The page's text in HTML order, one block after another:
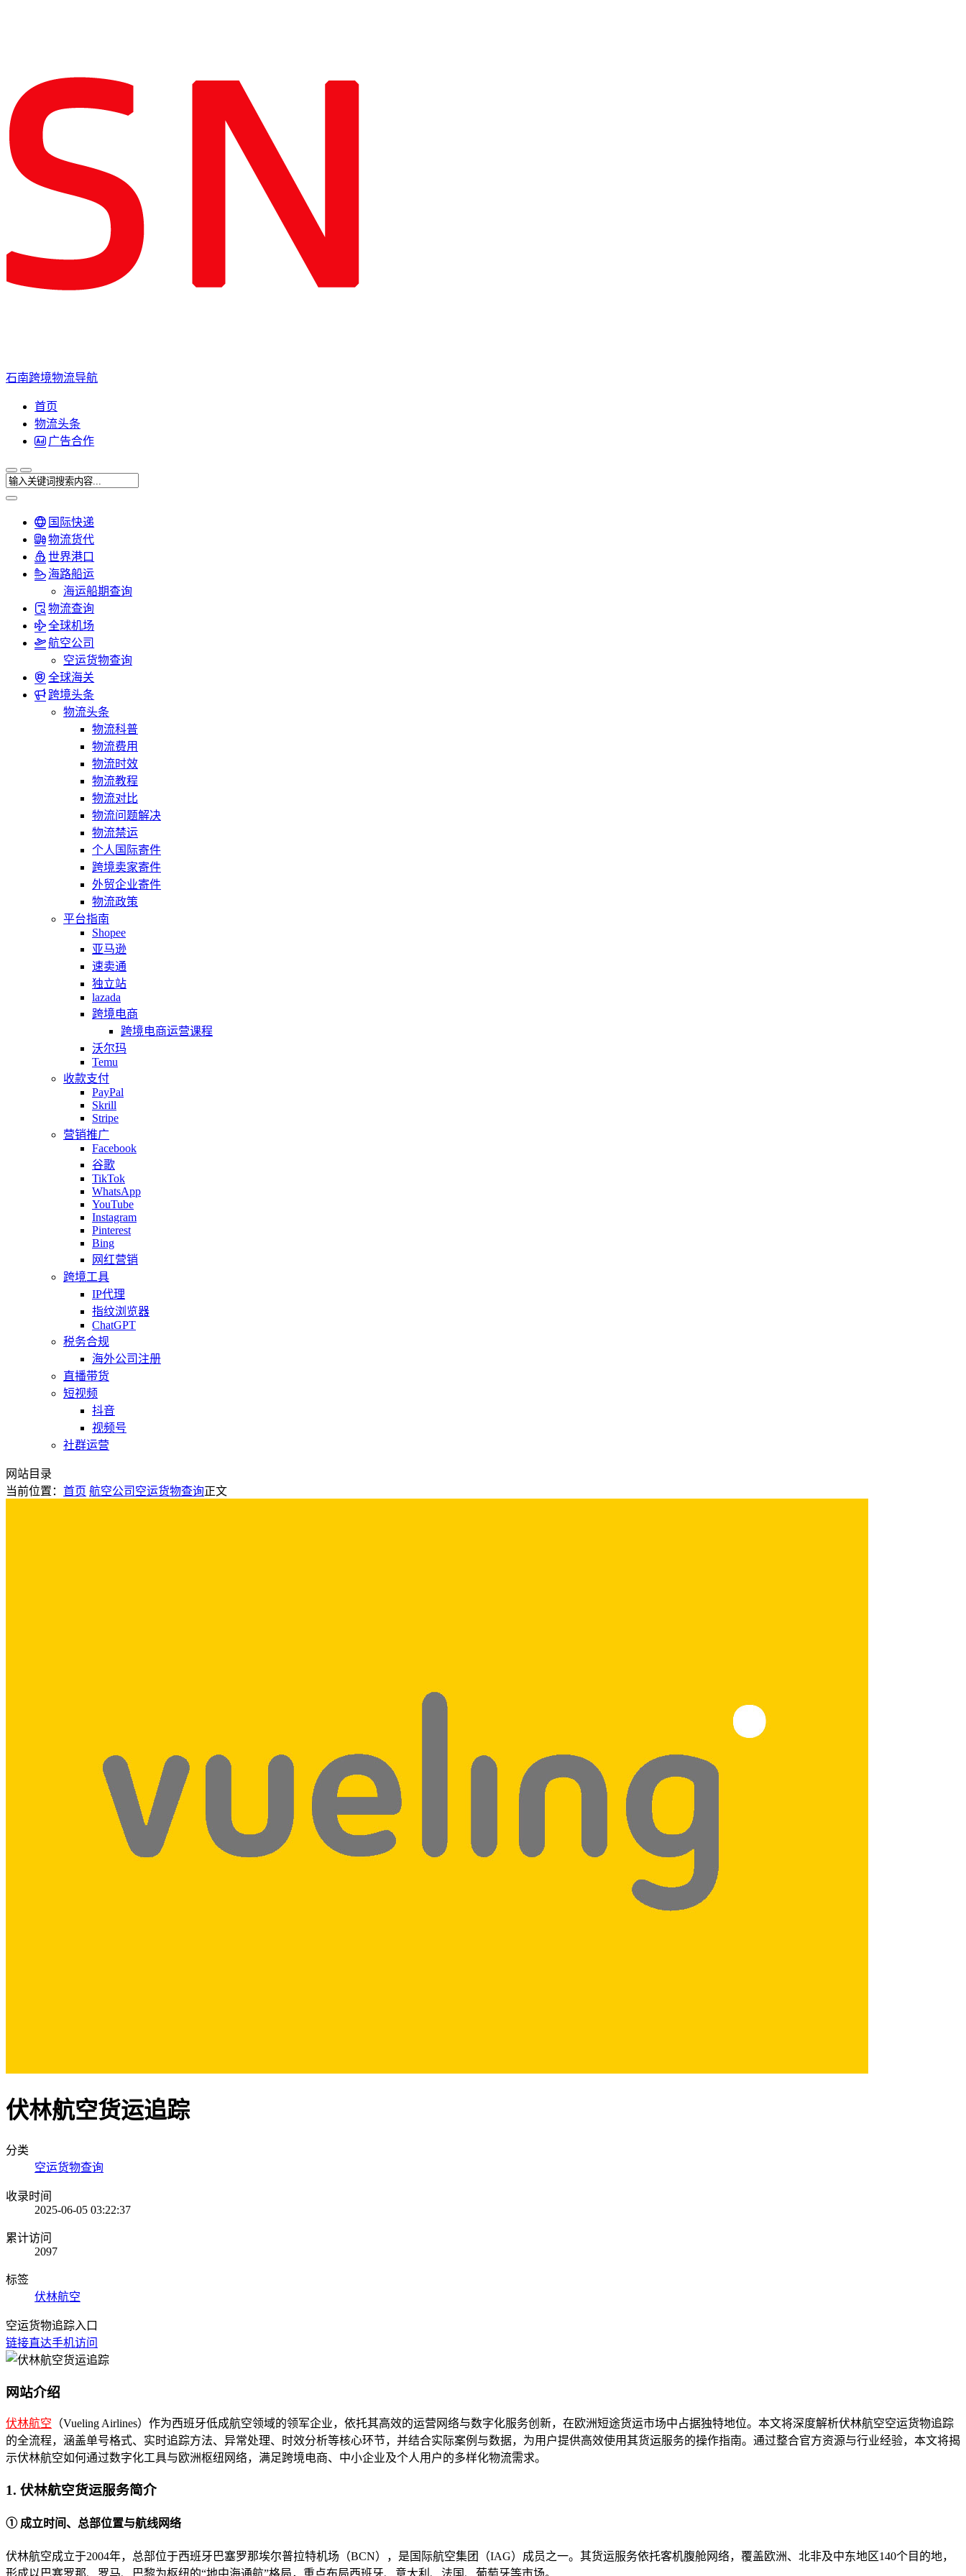
石南跨境物流导航
首页
物流头条
广告合作
国际快递
物流货代
世界港口
海路船运
海运船期查询
物流查询
全球机场
航空公司
空运货物查询
全球海关
跨境头条
物流头条
物流科普
物流费用
物流时效
物流教程
物流对比
物流问题解决
物流禁运
个人国际寄件
跨境卖家寄件
外贸企业寄件
物流政策
平台指南
Shopee
亚马逊
速卖通
独立站
lazada
跨境电商
跨境电商运营课程
沃尔玛
Temu
收款支付
PayPal
Skrill
Stripe
营销推广
Facebook
谷歌
TikTok
WhatsApp
YouTube
Instagram
Pinterest
Bing
网红营销
跨境工具
IP代理
指纹浏览器
ChatGPT
税务合规
海外公司注册
直播带货
短视频
抖音
视频号
社群运营
网站目录
当前位置： 首页 航空公司 空运货物查询正文
伏林航空货运追踪
分类
空运货物查询
收录时间
2025-06-05 03:22:37
累计访问
2097
标签
伏林航空
空运货物追踪入口
链接直达手机访问
网站介绍
伏林航空 （Vueling Airlines）作为西班牙低成航空领域的领军企业，依托其高效的运营网络与数字化服务创新，在欧洲短途货运市场中占据独特地位。本文将深度解析伏林航空空运货物追踪
的全流程，涵盖单号格式、实时追踪方法、异常处理、时效分析等核心环节，并结合实际案例与数据，为用户提供高效使用其货运服务的操作指南。通过整合官方资源与行业经验，本文将揭
示伏林航空如何通过数字化工具与欧洲枢纽网络，满足跨境电商、中小企业及个人用户的多样化物流需求。
1. 伏林航空货运服务简介
① 成立时间、总部位置与航线网络
伏林航空成立于2004年，总部位于西班牙巴塞罗那埃尔普拉特机场（BCN），是国际航空集团（IAG）成员之一。其货运服务依托客机腹舱网络，覆盖欧洲、北非及中东地区140个目的地，
形成以巴塞罗那、罗马、巴黎为枢纽的“地中海通航”格局，重点布局西班牙、意大利、法国、葡萄牙等市场。